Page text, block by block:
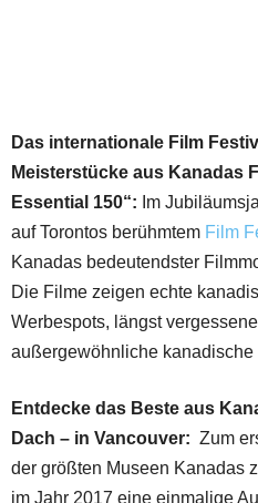
Das internationale Film
Meisterstücke aus Kanadas
Essential 150“: Im
auf Torontos berühmtem Film
Kanadas bedeutendster
Die Filme zeigen echte
Werbespots, längst
außergewöhnliche
Entdecke das Beste aus
Dach – in Vancouver: Zum
der größten Museen Kanadas
im Jahr 2017 eine einmalige